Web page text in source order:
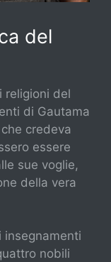
del
religioni del
di Gautama
credeva
essere
sue voglie,
della vera
insegnamenti
nobili